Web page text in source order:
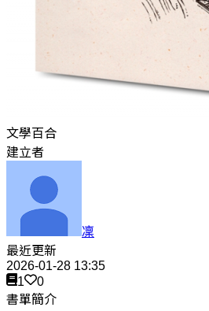
文學百合
建立者
凜
最近更新
2026-01-28 13:35
1
0
書單簡介